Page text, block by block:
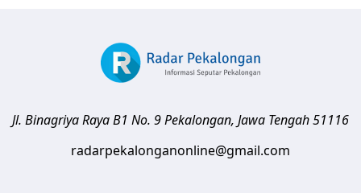
Jl. Binagriya Raya B1 No. 9Pekalongan, Jawa Tengah51116
radarpekalonganonline@gmail.com